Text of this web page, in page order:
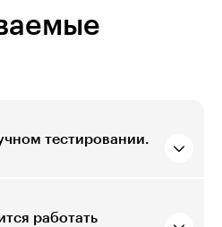
тестировании.
работать